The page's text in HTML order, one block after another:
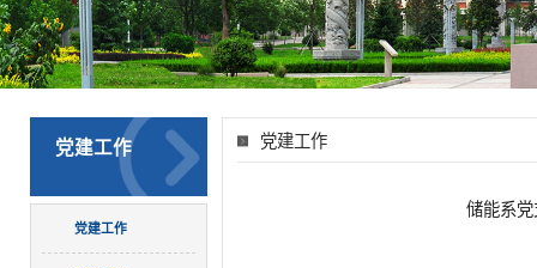
党建工作
党建工作
党建工作
储能系